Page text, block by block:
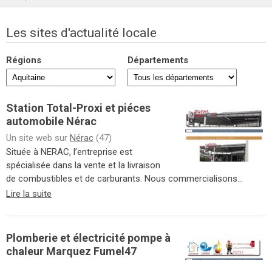
Les sites d'actualité locale
Régions Départements
Station Total-Proxi et piéces
automobile Nérac
Un site web sur Nérac (47)
Située à NERAC, l’entreprise est
spécialisée dans la vente et la livraison
de combustibles et de carburants. Nous commercialisons...
Lire la suite
Plomberie et électricité pompe à
chaleur Marquez Fumel47